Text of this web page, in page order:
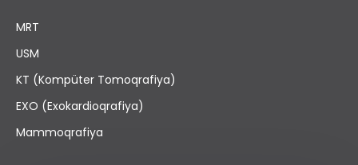
MRT
USM
KT (Kompüter Tomoqrafiya)
EXO (Exokardioqrafiya)
Mammoqrafiya